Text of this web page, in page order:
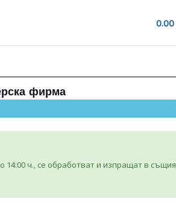
0.00
фирма
14:00 ч., се обработват и изпращат в същия